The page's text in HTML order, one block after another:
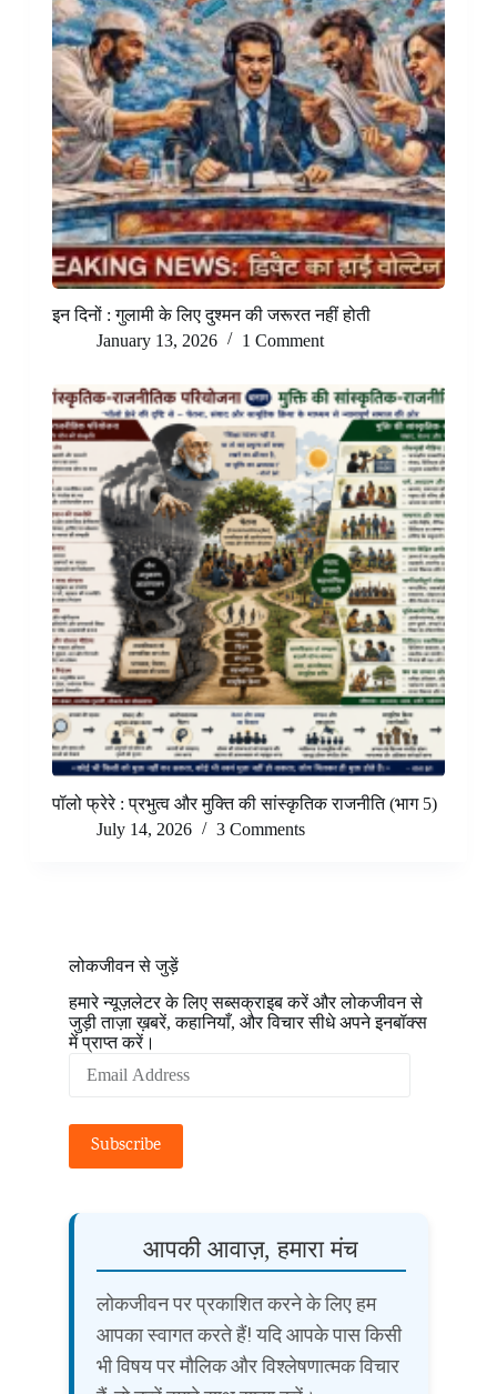
इन दिनों : गुलामी के लिए दुश्मन की जरूरत नहीं होती
January 13, 2026
1 Comment
पॉलो फ्रेरे : प्रभुत्व और मुक्ति की सांस्कृतिक राजनीति (भाग 5)
July 14, 2026
3 Comments
लोकजीवन से जुड़ें
हमारे न्यूज़लेटर के लिए सब्सक्राइब करें और लोकजीवन से
जुड़ी ताज़ा ख़बरें, कहानियाँ, और विचार सीधे अपने इनबॉक्स
में प्राप्त करें।
Address
Subscribe
आपकी आवाज़, हमारा मंच
लोकजीवन पर प्रकाशित करने के लिए हम
आपका स्वागत करते हैं! यदि आपके पास किसी
भी विषय पर मौलिक और विश्लेषणात्मक विचार